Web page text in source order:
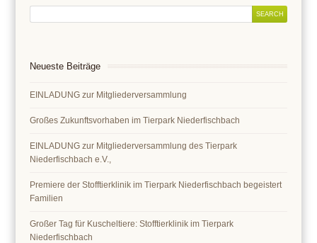
Neueste Beiträge
EINLADUNG zur Mitgliederversammlung
Großes Zukunftsvorhaben im Tierpark Niederfischbach
EINLADUNG zur Mitgliederversammlung des Tierpark
Niederfischbach e.V.,
Premiere der Stofftierklinik im Tierpark Niederfischbach begeistert
Familien
Großer Tag für Kuscheltiere: Stofftierklinik im Tierpark
Niederfischbach